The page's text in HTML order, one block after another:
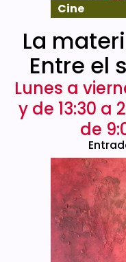
Cine
La
Entre el
Lunes a
y de 13:30 a
de